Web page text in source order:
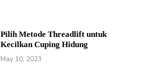
Pilih Metode Threadlift untuk
Kecilkan Cuping Hidung
May 10, 2023